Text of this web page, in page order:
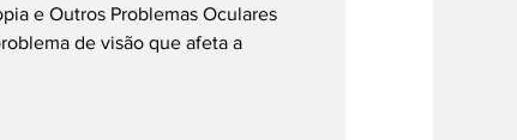
e Outros Problemas Oculares
de visão que afeta a